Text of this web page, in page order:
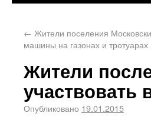
← Жители поселения
машины на газонах и тротуарах
Жители
участвовать
Опубликовано 19.01.2015